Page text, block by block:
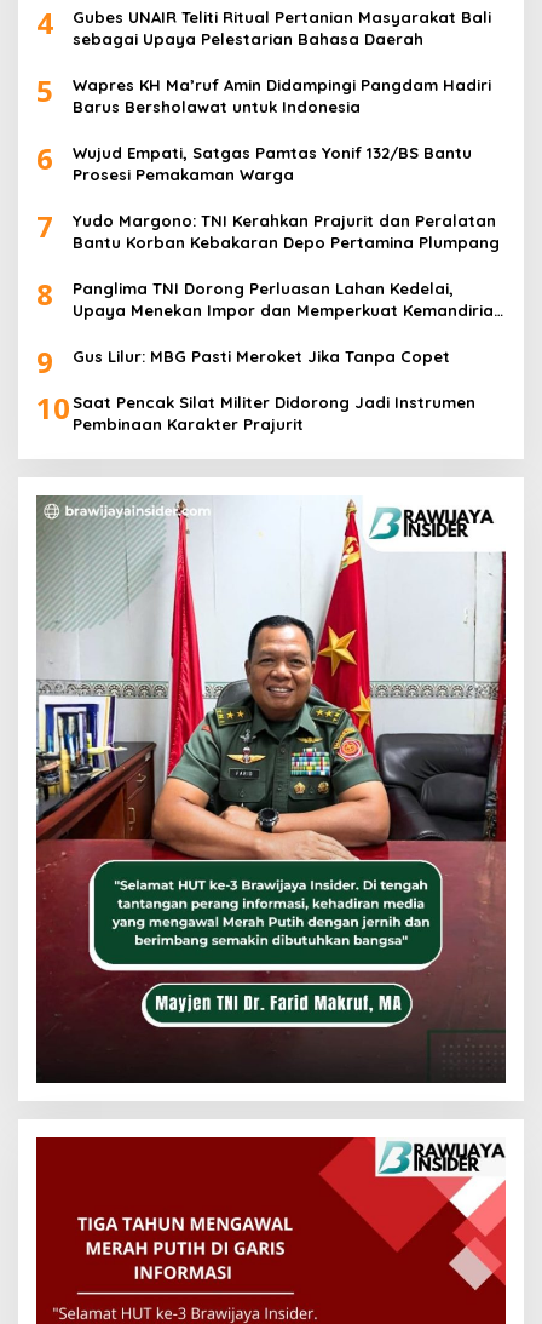
4
Gubes UNAIR Teliti Ritual Pertanian Masyarakat Bali
sebagai Upaya Pelestarian Bahasa Daerah
5
Wapres KH Ma’ruf Amin Didampingi Pangdam Hadiri
Barus Bersholawat untuk Indonesia
6
Wujud Empati, Satgas Pamtas Yonif 132/BS Bantu
Prosesi Pemakaman Warga
7
Yudo Margono: TNI Kerahkan Prajurit dan Peralatan
Bantu Korban Kebakaran Depo Pertamina Plumpang
8
Panglima TNI Dorong Perluasan Lahan Kedelai,
Upaya Menekan Impor dan Memperkuat Kemandirian
9 Gus Lilur: MBG Pasti Meroket Jika Tanpa Copet
10 Saat Pencak Silat Militer Didorong Jadi Instrumen
Pembinaan Karakter Prajurit